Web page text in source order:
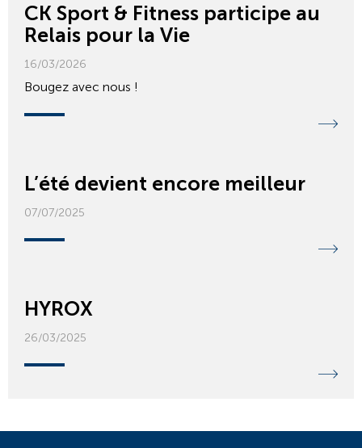
CK Sport & Fitness participe au
Relais pour la Vie
16/03/2026
Bougez avec nous !
L’été devient encore meilleur
07/07/2025
HYROX
26/03/2025